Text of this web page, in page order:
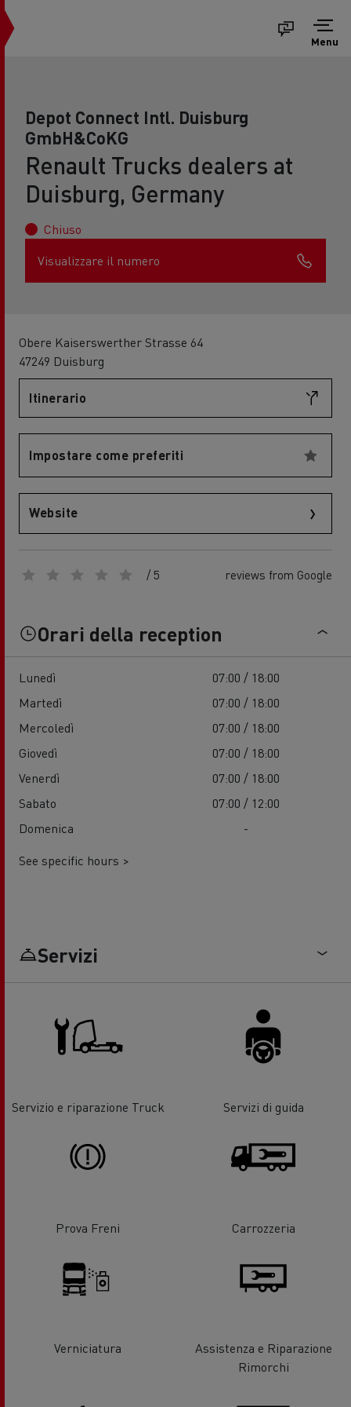
Menu
Depot Connect Intl. Duisburg
GmbH&CoKG
Renault Trucks dealers at
Duisburg, Germany
Chiuso
Visualizzare il numero
Obere Kaiserswerther Strasse 64
47249 Duisburg
Itinerario
Impostare come preferiti
Website
/ 5 reviews from Google
Orari della reception
Lunedì
07:00 / 18:00
Martedì
07:00 / 18:00
Mercoledì
07:00 / 18:00
Giovedì
07:00 / 18:00
Venerdì
07:00 / 18:00
Sabato
07:00 / 12:00
Domenica
-
See specific hours >
Servizi
Servizio e riparazione Truck Servizi di guida
Prova Freni Carrozzeria
Verniciatura
Assistenza e Riparazione
Rimorchi